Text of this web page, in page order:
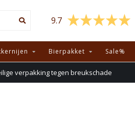
9.7
Bierpakket Sale%
verpakking tegen breukschade